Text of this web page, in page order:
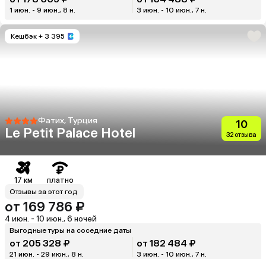
1 июн. - 9 июн., 8 н. 3 июн. - 10 июн., 7 н.
Кешбэк + 3 395
Фатих, Турция
Le Petit Palace Hotel
10
32 отзыва
17 км платно
Отзывы за этот год
от 169 786 ₽
4 июн. - 10 июн., 6 ночей
Выгодные туры на соседние даты
от 205 328 ₽
21 июн. - 29 июн., 8 н.
от 182 484 ₽
3 июн. - 10 июн., 7 н.